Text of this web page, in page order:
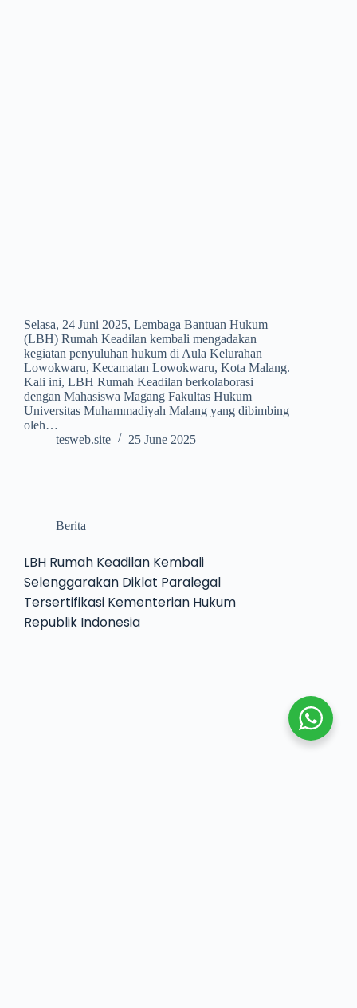
Selasa, 24 Juni 2025, Lembaga Bantuan Hukum
(LBH) Rumah Keadilan kembali mengadakan
kegiatan penyuluhan hukum di Aula Kelurahan
Lowokwaru, Kecamatan Lowokwaru, Kota Malang.
Kali ini, LBH Rumah Keadilan berkolaborasi
dengan Mahasiswa Magang Fakultas Hukum
Universitas Muhammadiyah Malang yang dibimbing
oleh…
tesweb.site
25 June 2025
Berita
LBH Rumah Keadilan Kembali
Selenggarakan Diklat Paralegal
Tersertifikasi Kementerian Hukum
Republik Indonesia